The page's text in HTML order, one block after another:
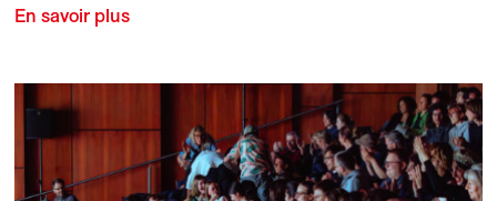
En savoir plus